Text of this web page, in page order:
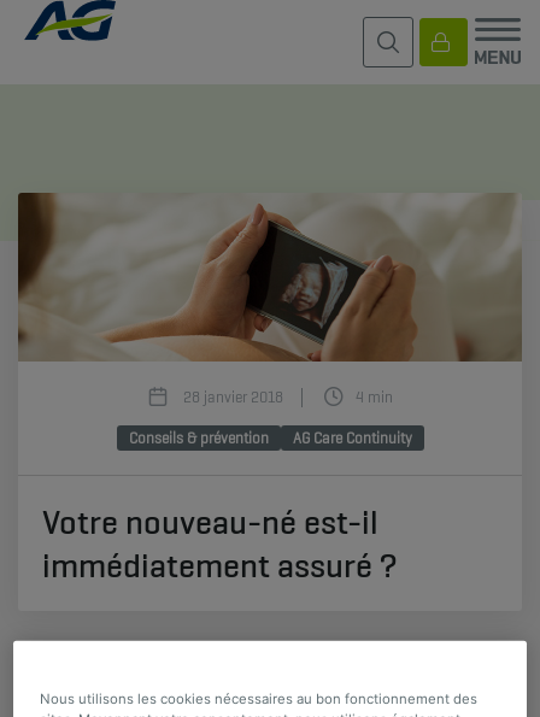
28 janvier 2018
4 min
Conseils & prévention
AG Care Continuity
Votre nouveau-né est-il
immédiatement assuré ?
Nous utilisons les cookies nécessaires au bon fonctionnement des